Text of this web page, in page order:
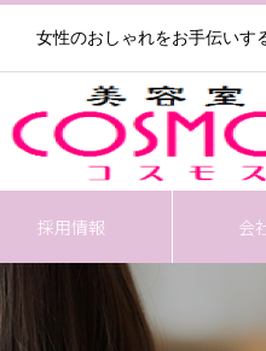
女性のおしゃれをお手伝いす
採用情報 会